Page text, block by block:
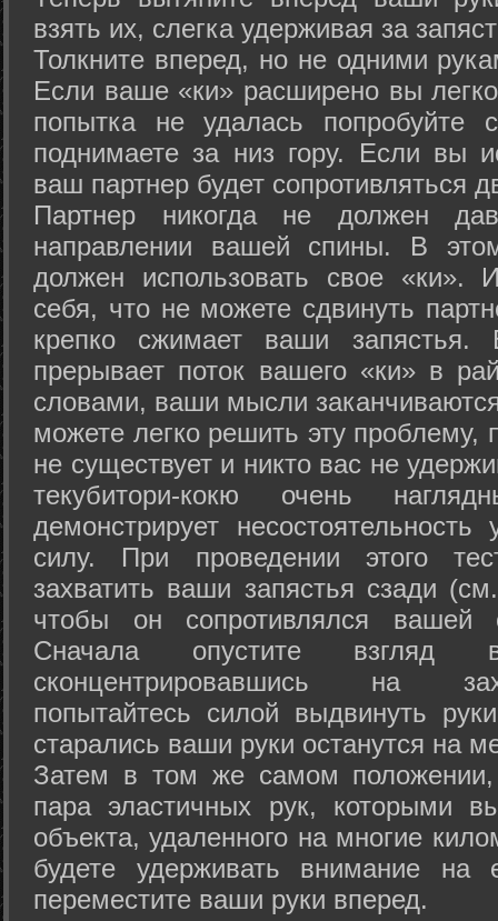
взять их, слегка удерживая за
Толкните вперед, но не одними
Если ваше «ки» расширено вы
попытка не удалась попробуйте
поднимаете за низ гору. Если вы
ваш партнер будет сопротивляться
Партнер никогда не должен
направлении вашей спины. В
должен использовать свое «ки».
себя, что не можете сдвинуть
крепко сжимает ваши запястья.
прерывает поток вашего «ки» в
словами, ваши мысли
можете легко решить эту проблему,
не существует и никто вас не
текубитори-кокю очень
демонстрирует
силу. При проведении этого
захватить ваши запястья сзади
чтобы он сопротивлялся вашей
Сначала опустите
сконцентрировавшись на
попытайтесь силой выдвинуть
старались ваши руки останутся на
Затем в том же самом положении,
пара эластичных рук, которыми
объекта, удаленного на многие
будете удерживать внимание на
переместите ваши руки вперед.